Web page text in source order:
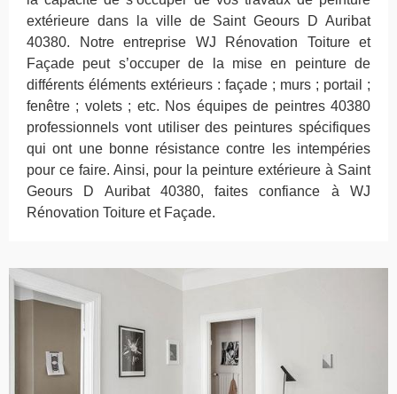
extérieure dans la ville de Saint Geours D Auribat
40380. Notre entreprise WJ Rénovation Toiture et
Façade peut s’occuper de la mise en peinture de
différents éléments extérieurs : façade ; murs ; portail ;
fenêtre ; volets ; etc. Nos équipes de peintres 40380
professionnels vont utiliser des peintures spécifiques
qui ont une bonne résistance contre les intempéries
pour ce faire. Ainsi, pour la peinture extérieure à Saint
Geours D Auribat 40380, faites confiance à WJ
Rénovation Toiture et Façade.